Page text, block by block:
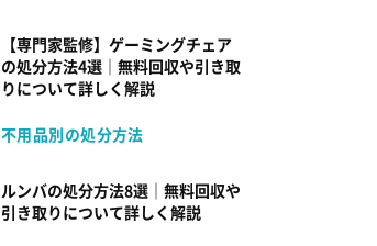
【専門家監修】ゲーミングチェア
の処分方法4選｜無料回収や引き取
りについて詳しく解説
不用品別の処分方法
ルンバの処分方法8選｜無料回収や
引き取りについて詳しく解説